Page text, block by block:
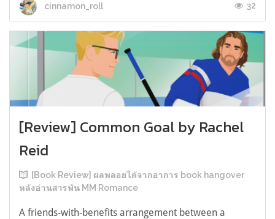
cinnamon_roll 32
[Review] Common Goal by Rachel
Reid
[Book Review] ผลพลอยได้จากอาการ book hangover
หลังอ่านสารพัน MM Romance
A friends-with-benefits arrangement between a